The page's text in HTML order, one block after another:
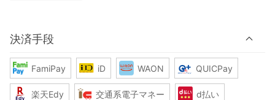
決済手段
FamiPay iD WAON QUICPay
楽天Edy 交通系電子マネー d払い